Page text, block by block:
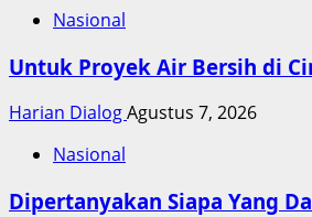
Nasional
Untuk Proyek Air Bersih di
Harian DialogAgustus 7, 2026
Nasional
Dipertanyakan Siapa Yang